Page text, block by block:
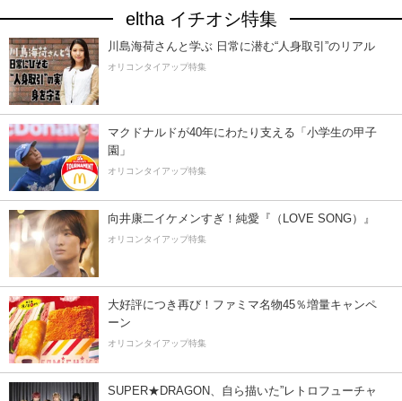
eltha イチオシ特集
川島海荷さんと学ぶ 日常に潜む“人身取引”のリアル
オリコンタイアップ特集
マクドナルドが40年にわたり支える「小学生の甲子
園」
オリコンタイアップ特集
向井康二イケメンすぎ！純愛『（LOVE SONG）』
オリコンタイアップ特集
大好評につき再び！ファミマ名物45％増量キャンペ
ーン
オリコンタイアップ特集
SUPER★DRAGON、自ら描いた”レトロフューチャ